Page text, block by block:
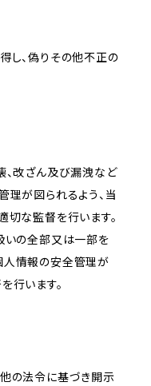
し、偽りその他不正の
、改ざん及び漏洩など
理が図られるよう、当
切な監督を行います。
いの全部又は一部を
人情報の安全管理が
行います。
の法令に基づき開示